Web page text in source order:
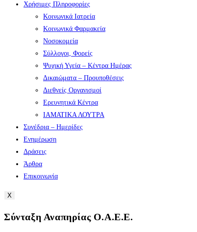
Χρήσιμες Πληροφορίες
Κοινωνικά Ιατρεία
Κοινωνικά Φαρμακεία
Νοσοκομεία
Σύλλογοι, Φορείς
Ψυχική Υγεία – Κέντρα Ημέρας
Δικαιώματα – Προυποθέσεις
Διεθνείς Οργανισμοί
Ερευνητικά Κέντρα
ΙΑΜΑΤΙΚΑ ΛΟΥΤΡΑ
Συνέδρια – Ημερίδες
Ενημέρωση
Δράσεις
Άρθρα
Επικοινωνία
X
Σύνταξη Αναπηρίας Ο.Α.Ε.Ε.